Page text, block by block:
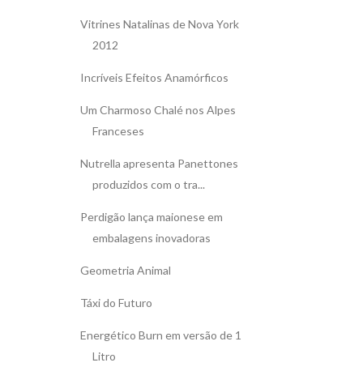
Vitrines Natalinas de Nova York
2012
Incríveis Efeitos Anamórficos
Um Charmoso Chalé nos Alpes
Franceses
Nutrella apresenta Panettones
produzidos com o tra...
Perdigão lança maionese em
embalagens inovadoras
Geometria Animal
Táxi do Futuro
Energético Burn em versão de 1
Litro